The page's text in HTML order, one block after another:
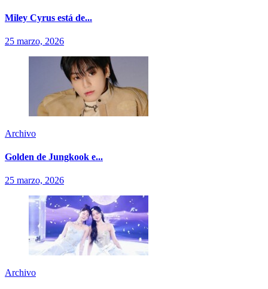
Miley Cyrus está de...
25 marzo, 2026
Archivo
Golden de Jungkook e...
25 marzo, 2026
Archivo